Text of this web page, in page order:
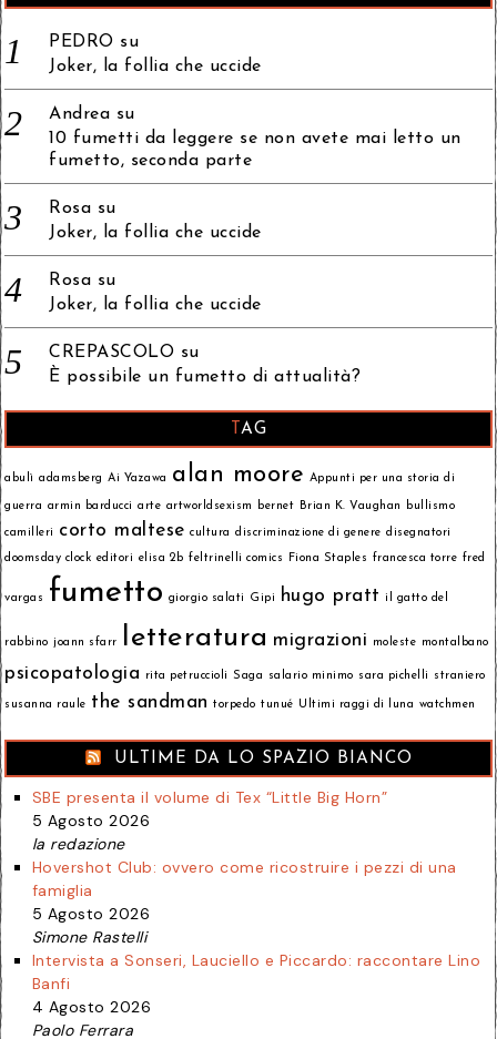
PEDRO su
Joker, la follia che uccide
Andrea su
10 fumetti da leggere se non avete mai letto un
fumetto, seconda parte
Rosa su
Joker, la follia che uccide
Rosa su
Joker, la follia che uccide
CREPASCOLO su
È possibile un fumetto di attualità?
TAG
abulì adamsberg Ai Yazawa alan moore Appunti per una storia di
guerra armin barducci arte artworldsexism bernet Brian K. Vaughan bullismo
camilleri corto maltese cultura discriminazione di genere disegnatori
doomsday clock editori elisa 2b feltrinelli comics Fiona Staples francesca torre fred
vargas fumetto giorgio salati Gipi hugo pratt il gatto del
rabbino joann sfarr letteratura migrazioni moleste montalbano
psicopatologia rita petruccioli Saga salario minimo sara pichelli straniero
susanna raule the sandman torpedo tunué Ultimi raggi di luna watchmen
ULTIME DA LO SPAZIO BIANCO
SBE presenta il volume di Tex “Little Big Horn”
5 Agosto 2026
la redazione
Hovershot Club: ovvero come ricostruire i pezzi di una
famiglia
5 Agosto 2026
Simone Rastelli
Intervista a Sonseri, Lauciello e Piccardo: raccontare Lino
Banfi
4 Agosto 2026
Paolo Ferrara